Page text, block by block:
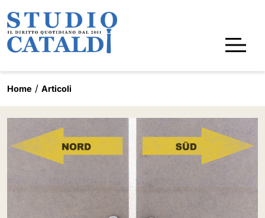
Home Articoli